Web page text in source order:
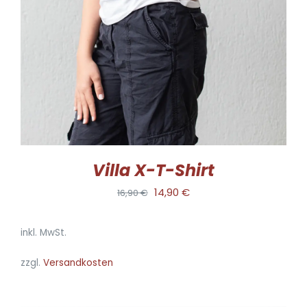
VARIANTEN
AUF.
DIE
OPTIONEN
KÖNNEN
PRODUKTSEITE
GEWÄHLT
Villa X-T-Shirt
16,90€ Ursprünglicher
14,90 €Aktueller
inkl. MwSt.
zzgl. Versandkosten